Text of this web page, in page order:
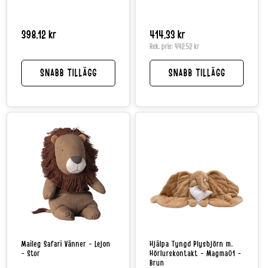
Normalpris
398,12 kr
SNABB TILLÄGG
Normalpris
414,33 kr
Rek. pris: 442,52 kr
SNABB TILLÄGG
Maileg Safari Vänner - Lejon
- Stor
Hjälpa Tyngd Plysbjörn m.
Hörlurskontakt - Magma01 -
Brun